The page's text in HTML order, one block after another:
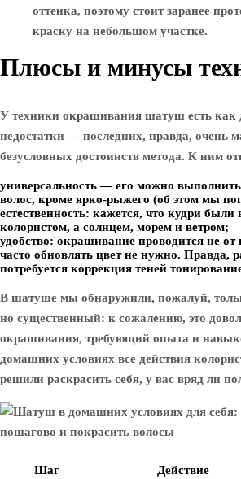
оттенка, поэтому стоит заранее
краску на небольшом участке.
Плюсы и минусы
У техники окрашивания шатуш есть как
недостатки — последних, правда, очень
безусловных достоинств метода. К ним
универсальность — его можно
волос, кроме ярко-рыжего (об этом мы
естественность: кажется, что кудри
колористом, а солнцем, морем и ветром;
удобство: окрашивание проводится не от
часто обновлять цвет не нужно. Правда,
потребуется коррекция теней
В шатуше мы обнаружили, пожалуй,
но существенный: к сожалению, это
окрашивания, требующий опыта и
домашних условиях все действия
решили раскрасить себя, у вас вряд ли
Шаг Действие